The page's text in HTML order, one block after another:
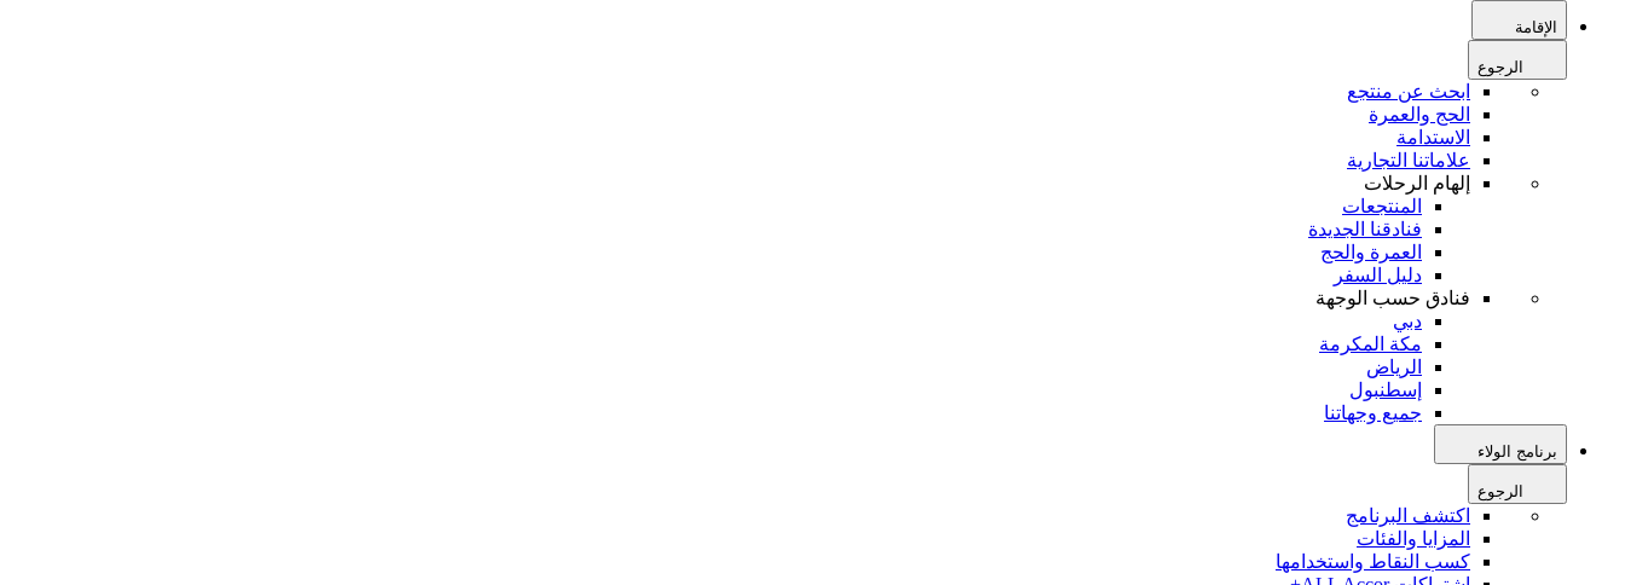
الإقامة
الرجوع
ابحث عن منتجع
الحج والعمرة
الاستدامة
علاماتنا التجارية
إلهام الرحلات
المنتجعات
فنادقنا الجديدة
العمرة والحج
دليل السفر
فنادق حسب الوجهة
دبي
مكة المكرمة
الرياض
إسطنبول
جميع وجهاتنا
برنامج الولاء
الرجوع
اكتشف البرنامج
المزايا والفئات
كسب النقاط واستخدامها